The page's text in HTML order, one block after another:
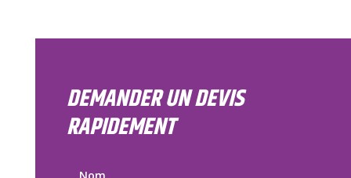
DEMANDER UN DEVIS
RAPIDEMENT